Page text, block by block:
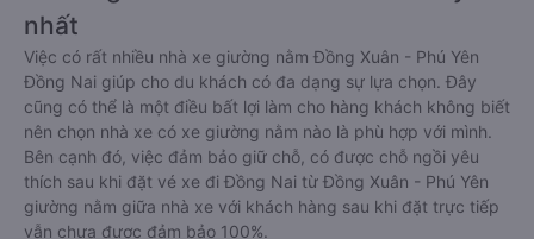
nhất
Việc có rất nhiều nhà xe giường nằm Đồng Xuân - Phú Yên
Đồng Nai giúp cho du khách có đa dạng sự lựa chọn. Đây
cũng có thể là một điều bất lợi làm cho hàng khách không biết
nên chọn nhà xe có xe giường nằm nào là phù hợp với mình.
Bên cạnh đó, việc đảm bảo giữ chỗ, có được chỗ ngồi yêu
thích sau khi đặt vé xe đi Đồng Nai từ Đồng Xuân - Phú Yên
giường nằm giữa nhà xe với khách hàng sau khi đặt trực tiếp
vẫn chưa được đảm bảo 100%.